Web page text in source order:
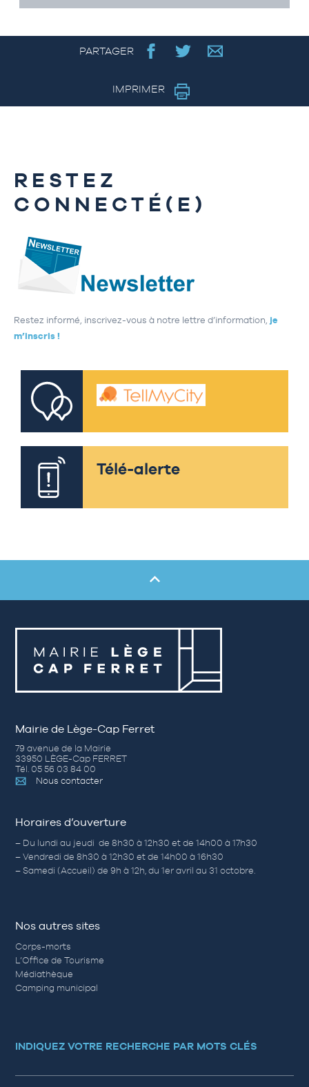
PARTAGER
IMPRIMER
RESTEZ
CONNECTÉ(E)
Restez informé, inscrivez-vous à notre lettre d’information, je
m’inscris !
Télé-alerte
Mairie de Lège-Cap Ferret
79 avenue de la Mairie
33950 LÈGE-Cap FERRET
Tél. 05 56 03 84 00
Nous contacter
Horaires d’ouverture
– Du lundi au jeudi de 8h30 à 12h30 et de 14h00 à 17h30
– Vendredi de 8h30 à 12h30 et de 14h00 à 16h30
– Samedi (Accueil) de 9h à 12h, du 1er avril au 31 octobre.
Nos autres sites
Corps-morts
L’Office de Tourisme
Médiathèque
Camping municipal
INDIQUEZ VOTRE RECHERCHE PAR MOTS CLÉS